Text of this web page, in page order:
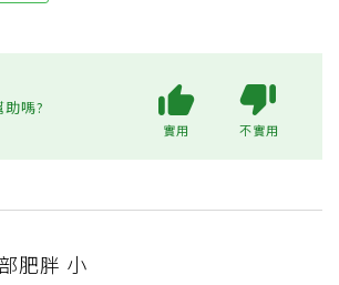
嗎?
實用 不實用
肥胖 小